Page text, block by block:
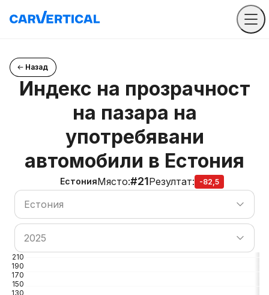
Назад
Индекс на прозрачност
на пазара на
употребявани
автомобили в Естония
ЕстонияМясто:#21Резултат: -82,5
Търсене на държава
Естония
Търсене на държава
2025
210
190
170
150
130